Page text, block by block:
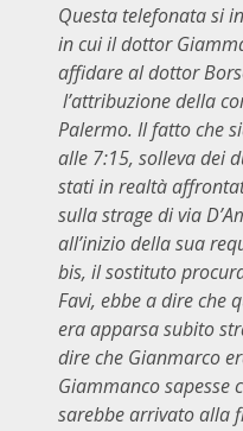
Questa telefonata si
in cui il dottor
affidare al dottor
l’attribuzione della
Palermo. Il fatto che
alle 7:15, solleva dei
stati in realtà
sulla strage di via
all’inizio della sua
bis, il sostituto
Favi, ebbe a dire che
era apparsa subito
dire che Gianmarco
Giammanco sapesse
sarebbe arrivato alla